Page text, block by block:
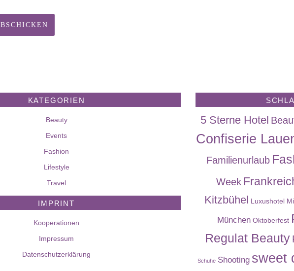
KATEGORIEN
Beauty
Events
Fashion
Lifestyle
Travel
IMPRINT
Kooperationen
Impressum
Datenschutzerklärung
5 Sterne Hotel
Confiserie
Familienurlaub
Week
Kitzbühel Luxushotel
München Oktoberfest
Regulat Beauty
Schuhe Shooting sweet